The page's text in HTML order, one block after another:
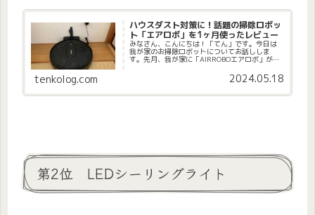
ハウスダスト対策に！話題の掃除ロボッ
ト「エアロボ」を1ヶ月使ったレビュー
みなさん、こんにちは！「てん」です。今日は
我が家のお掃除ロボットについてお話ししま
す。先月、我が家に「AlRROBOエアロボ」がや
円】AIRROBO ロボット掃除機 掃除ロボット 自
tenkolog.com 2024.05.18
第2位 LEDシーリングライト